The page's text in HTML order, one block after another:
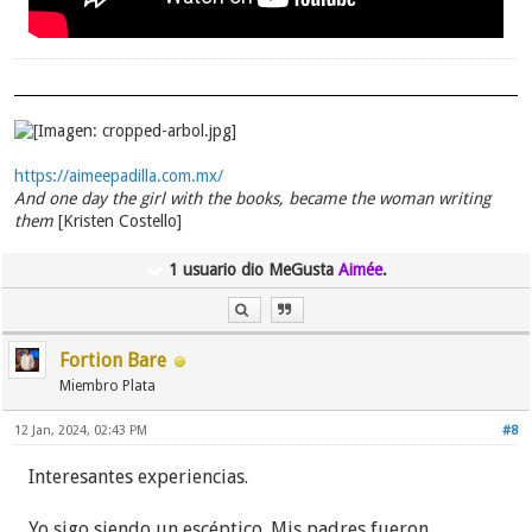
https://aimeepadilla.com.mx/
And one day the girl with the books, became the woman writing
them[Kristen Costello]
1 usuario dio MeGusta Aimée.
Fortion Bare
Miembro Plata
#8
12 Jan, 2024, 02:43 PM
Interesantes experiencias.